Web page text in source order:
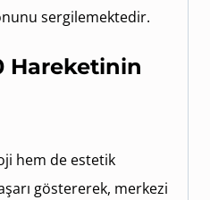
sergilemektedir.
Hareketinin
hem de estetik
göstererek, merkezi